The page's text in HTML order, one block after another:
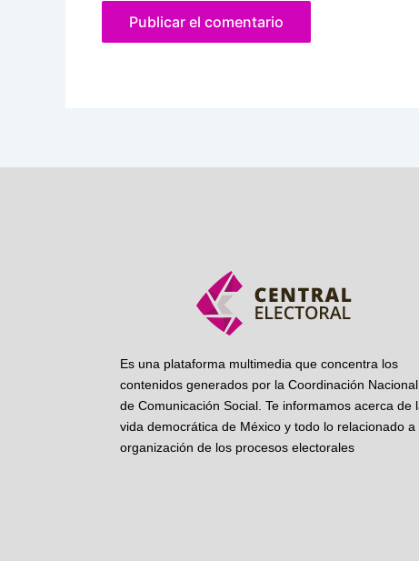
Es una plataforma multimedia que concentra los
contenidos generados por la Coordinación Nacional
de Comunicación Social. Te informamos acerca de
vida democrática de México y todo lo relacionado a
organización de los procesos electorales